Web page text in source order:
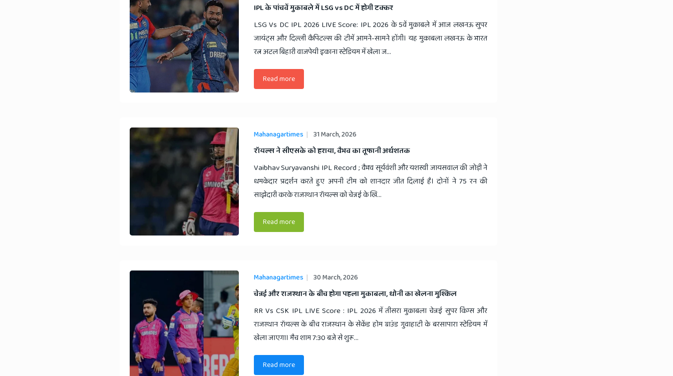
​IPL के पांचवें मुकाबले में LSG vs DC में होगी टक्कर
LSG Vs DC IPL 2026 LIVE Score: IPL 2026 के 5वें मुकाबले में आज लखनऊ सुपर
जायंट्स और दिल्ली कैपिटल्स की टीमें आमने-सामने होंगी। यह मुकाबला लखनऊ के भारत
रत्न अटल बिहारी वाजपेयी इकाना स्टेडियम में खेला ज...
Read more
Mahanagartimes 31 March, 2026
​रॉयल्स ने सीएसके को हराया, वैभव का तूफानी अर्धशतक
Vaibhav Suryavanshi IPL Record ; वैभव सूर्यवंशी और यशस्वी जायसवाल की जोड़ी ने
धमकेदार प्रदर्शन करते हुए अपनी टीम को शानदार जीत दिलाई है। दोनों ने 75 रन की
साझेदारी करके राजस्थान रॉयल्स को चेन्नई के खि...
Read more
Mahanagartimes 30 March, 2026
​चेन्नई और राजस्थान के बीच होगा पहला मुकाबला, धोनी का खेलना मुश्किल
RR Vs CSK IPL LIVE Score : IPL 2026 में तीसरा मुकाबला चेन्नई सुपर किंग्स और
राजस्थान रॉयल्स के बीच राजस्थान के सेकेंड होम ग्राउंड गुवाहाटी के बरसापारा स्टेडियम में
खेला जाएगा। मैच शाम 7:30 बजे से शुरू...
Read more